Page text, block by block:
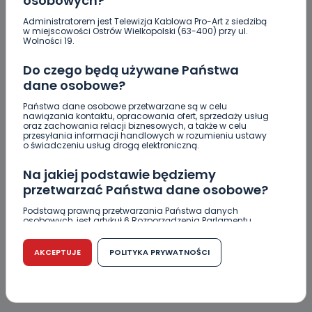
Administratorem jest Telewizja Kablowa Pro-Art z siedzibą
w miejscowości Ostrów Wielkopolski (63-400) przy ul.
Wolności 19.
Do czego będą używane Państwa
dane osobowe?
Państwa dane osobowe przetwarzane są w celu
nawiązania kontaktu, opracowania ofert, sprzedaży usług
oraz zachowania relacji biznesowych, a także w celu
przesyłania informacji handlowych w rozumieniu ustawy
o świadczeniu usług drogą elektroniczną.
Na jakiej podstawie będziemy
przetwarzać Państwa dane osobowe?
Podstawą prawną przetwarzania Państwa danych
osobowych, jest artykuł 6 Rozporządzenia Parlamentu
r. w sprawie ochrony osób fizycznych w związku z
przetwarzaniem danych osobowych w sprawie
swobodnego przepływu takich danych oraz uchylenia
dyrektywy 95/46/WE (RODO).
Czy jest możliwość cofnięcia zgody?
AKCEPTUJE POLITYKA PRYWATNOŚCI
Podpis
Email